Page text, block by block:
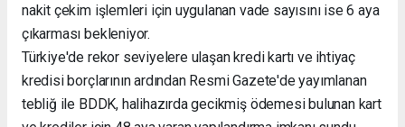
nakit çekim işlemleri için uygulanan vade sayısını ise 6 aya
çıkarması bekleniyor.
Türkiye'de rekor seviyelere ulaşan kredi kartı ve ihtiyaç
kredisi borçlarının ardından Resmi Gazete'de yayımlanan
tebliğ ile BDDK, halihazırda gecikmiş ödemesi bulunan kart